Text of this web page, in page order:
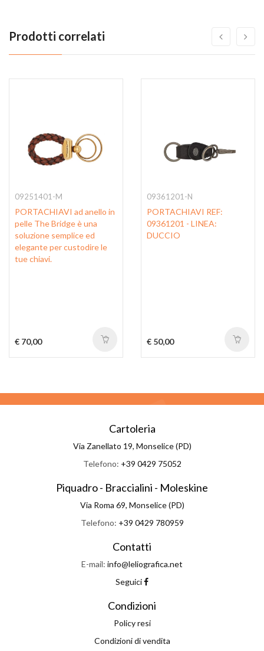
Prodotti correlati
09251401-M
PORTACHIAVI ad anello in
pelle The Bridge è una
soluzione semplice ed
elegante per custodire le
tue chiavi.
€ 70,00
09361201-N
PORTACHIAVI REF:
09361201 - LINEA:
DUCCIO
€ 50,00
Cartoleria
Via Zanellato 19, Monselice (PD)
Telefono: +39 0429 75052
Piquadro - Braccialini - Moleskine
Via Roma 69, Monselice (PD)
Telefono: +39 0429 780959
Contatti
E-mail: info@leliografica.net
Seguici
Condizioni
Policy resi
Condizioni di vendita